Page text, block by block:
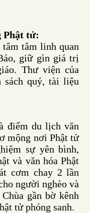
Phật tử:
tâm linh quan
giữ gìn giá trị
Thư viện của
quý, tài liệu
du lịch văn
mộng nơi Phật tử
sự yên bình,
và văn hóa Phật
cơm chay 2 lần
người nghèo và
gần bờ kênh
tử phóng sanh.